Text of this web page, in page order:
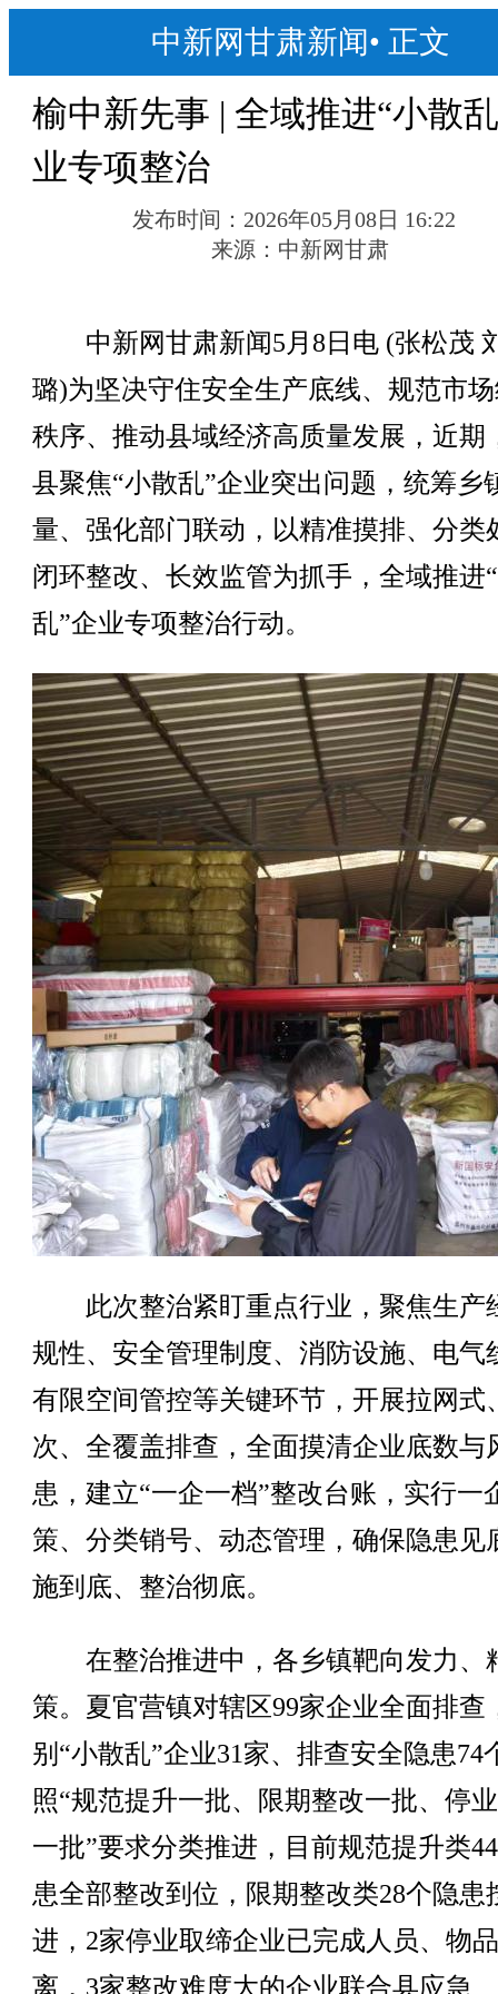
中新网甘肃新闻• 正文
榆中新先事 | 全域推进“小散
业专项整治
发布时间： 2026年05月08日 16:22
来源： 中新网甘肃
中新网甘肃新闻5月8日电 (张松茂
璐)为坚决守住安全生产底线、规范市
秩序、推动县域经济高质量发展，近期
县聚焦“小散乱”企业突出问题，统筹乡
量、强化部门联动，以精准摸排、分类
闭环整改、长效监管为抓手，全域推进
乱”企业专项整治行动。
此次整治紧盯重点行业，聚焦生产
规性、安全管理制度、消防设施、电气
有限空间管控等关键环节，开展拉网式
次、全覆盖排查，全面摸清企业底数与
患，建立“一企一档”整改台账，实行一
策、分类销号、动态管理，确保隐患见
施到底、整治彻底。
在整治推进中，各乡镇靶向发力、
策。夏官营镇对辖区99家企业全面排查
别“小散乱”企业31家、排查安全隐患74
照“规范提升一批、限期整改一批、停
一批”要求分类推进，目前规范提升类
患全部整改到位，限期整改类28个隐患
进，2家停业取缔企业已完成人员、物
离，3家整改难度大的企业联合县应急